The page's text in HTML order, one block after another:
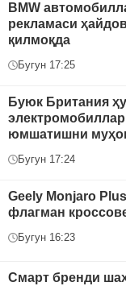
BMW
рекламаси
қилмоқда
Бугун 17:25
Буюк Британия
юмшатишни
Бугун 17:24
Geely Monjaro
флагман
Бугун 16:23
Смарт бренди